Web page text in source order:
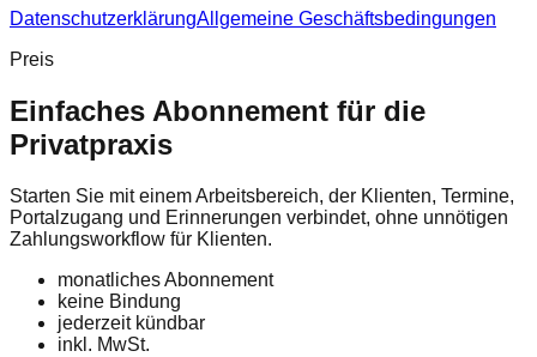
DatenschutzerklärungAllgemeine Geschäftsbedingungen
Preis
Einfaches Abonnement für die
Privatpraxis
Starten Sie mit einem Arbeitsbereich, der Klienten, Termine,
Portalzugang und Erinnerungen verbindet, ohne unnötigen
Zahlungsworkflow für Klienten.
monatliches Abonnement
keine Bindung
jederzeit kündbar
inkl. MwSt.